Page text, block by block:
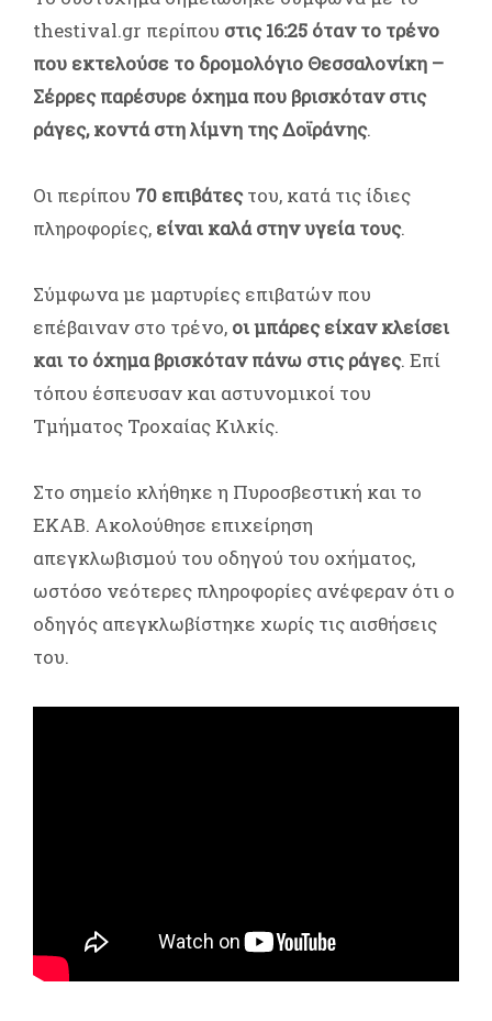
thestival.gr περίπου στις 16:25 όταν το τρένο
που εκτελούσε το δρομολόγιο Θεσσαλονίκη –
Σέρρες παρέσυρε όχημα που βρισκόταν στις
ράγες, κοντά στη λίμνη της Δοϊράνης.
Οι περίπου 70 επιβάτεςτου, κατά τις ίδιες
πληροφορίες, είναι καλά στην υγεία τους.
Σύμφωνα με μαρτυρίες επιβατών που
επέβαιναν στο τρένο, οι μπάρες είχαν κλείσει
και το όχημα βρισκόταν πάνω στις ράγες. Επί
τόπου έσπευσαν και αστυνομικοί του
Τμήματος Τροχαίας Κιλκίς.
Στο σημείο κλήθηκε η Πυροσβεστική και το
ΕΚΑΒ. Ακολούθησε επιχείρηση
απεγκλωβισμού του οδηγού του οχήματος,
ωστόσο νεότερες πληροφορίες ανέφεραν ότι ο
οδηγός απεγκλωβίστηκε χωρίς τις αισθήσεις
του.